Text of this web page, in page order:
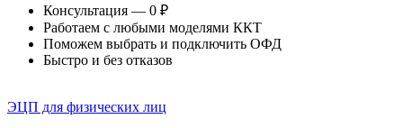
Консультация — 0 ₽
Работаем с любыми моделями ККТ
Поможем выбрать и подключить ОФД
Быстро и без отказов
ЭЦП для физических лиц